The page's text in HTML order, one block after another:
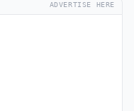
ADVERTISE HERE